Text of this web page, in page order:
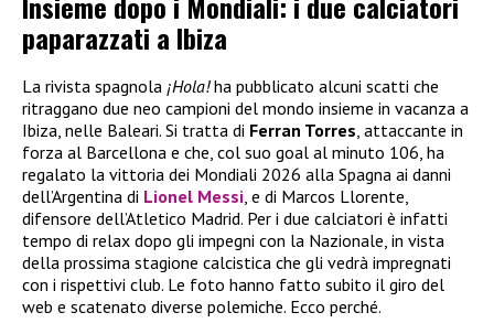
paparazzati a Ibiza
La rivista spagnola ¡Hola!ha pubblicato alcuni scatti che
ritraggano due neo campioni del mondo insieme in vacanza a
Ibiza, nelle Baleari. Si tratta di Ferran Torres , attaccante in
forza al Barcellona e che, col suo goal al minuto 106, ha
regalato la vittoria dei Mondiali 2026 alla Spagna ai danni
dell’Argentina di Lionel Messi , e di Marcos Llorente,
difensore dell’Atletico Madrid. Per i due calciatori è infatti
tempo di relax dopo gli impegni con la Nazionale, in vista
della prossima stagione calcistica che gli vedrà impregnati
con i rispettivi club. Le foto hanno fatto subito il giro del
web e scatenato diverse polemiche. Ecco perché.